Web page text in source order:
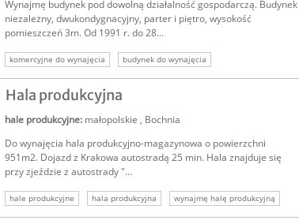
Wynajmę budynek pod dowolną działalność gospodarczą. Budynek
niezależny, dwukondygnacyjny, parter i piętro, wysokość
pomieszczeń 3m. Od 1991 r. do 28...
komercyjne do wynajęcia
budynek do wynajęcia
komercyjne wynajem
nieruchomość do wynajęcia
nieruchomość komercyjna
Hala produkcyjna
hale produkcyjne: małopolskie , Bochnia
Do wynajęcia hala produkcyjno-magazynowa o powierzchni
951m2. Dojazd z Krakowa autostradą 25 min. Hala znajduje się
przy zjeździe z autostrady "...
hale produkcyjne hala produkcyjna wynajmę halę produkcyjną